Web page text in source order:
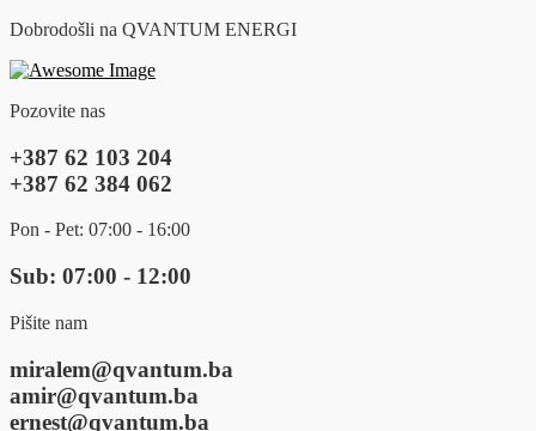
Dobrodošli na QVANTUM ENERGI
Pozovite nas
+387 62 103 204
+387 62 384 062
Pon - Pet: 07:00 - 16:00
Sub: 07:00 - 12:00
Pišite nam
miralem@qvantum.ba
amir@qvantum.ba
ernest@qvantum.ba